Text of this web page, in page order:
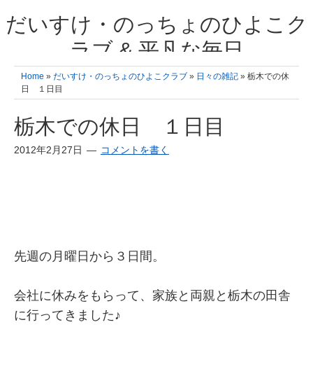
だいすけ・のっちょのひよこク
ラブ & 平凡な毎日
我が家の3人のひよこ成長日記と雑記 何十年後かに、大きくなったひよ
こ達とこの成長記を読み返すことを夢見て。& 3児ママの平凡日記 日々
の楽しいこと、便利グッズの紹介
Home » だいすけ・のっちょのひよこクラブ » 日々の雑記 » 栃木での休
日 １日目
栃木での休日 １日目
2012年2月27日 コメントを書く
先週の月曜日から３日間。
会社に休みをもらって、家族と両親と栃木の田舎
に行ってきました♪